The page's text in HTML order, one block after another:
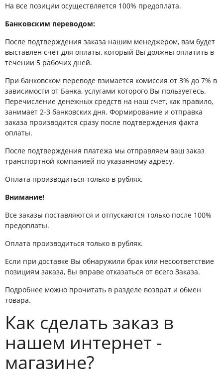
На все позиции осуществляется 100% предоплата.
Банковским переводом:
После подтверждения заказа нашим менеджером, вам будет
выставлен счёт для оплаты, который Вы должны оплатить в
течении 5 рабочих дней.
При банковском переводе взимается комиссия от 3% до 7% в
зависимости от Банка, услугами которого Вы пользуетесь.
Перечисление денежных средств на наш счет, как правило,
занимает 2-3 банковских дня. Формирование и отправка
заказа производится сразу после подтверждения факта
оплаты.
После подтверждения платежа мы отправляем ваш заказ
транспортной компанией по указанному адресу.
Оплата производиться только в рублях.
Внимание!
Все заказы поставляются и отпускаются только после 100%
предоплаты.
Оплата производиться только в рублях.
Если при доставке Вы обнаружили брак или несоответствие
позициям заказа, Вы вправе отказаться от всего Заказа.
Подробнее можно прочитать в разделе возврат и обмен
товара.
Как сделать заказ в
нашем интернет -
магазине?